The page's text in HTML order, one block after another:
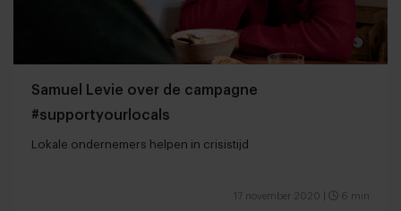
Samuel Levie over de campagne
#supportyourlocals
Lokale ondernemers helpen in crisistijd
17 november 2020 6 min